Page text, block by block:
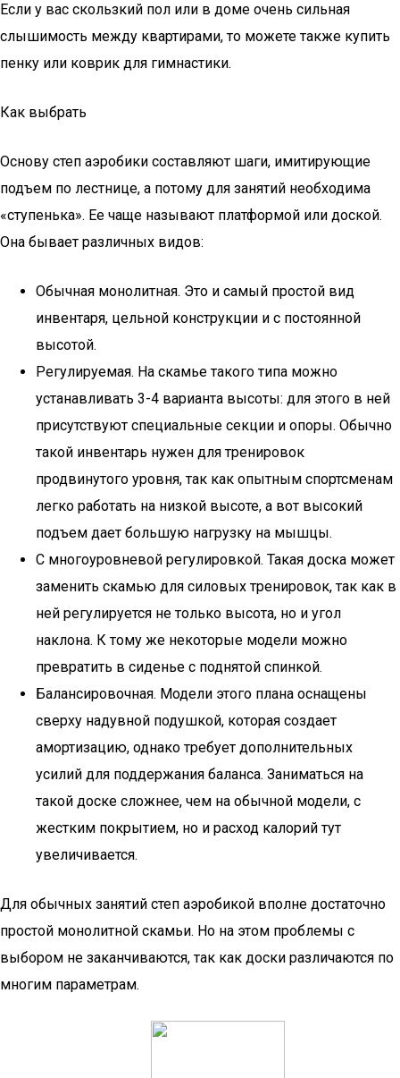
Если у вас скользкий пол или в доме очень сильная
слышимость между квартирами, то можете также купить
пенку или коврик для гимнастики.
Как выбрать
Основу степ аэробики составляют шаги, имитирующие
подъем по лестнице, а потому для занятий необходима
«ступенька». Ее чаще называют платформой или доской.
Она бывает различных видов:
Обычная монолитная. Это и самый простой вид
инвентаря, цельной конструкции и с постоянной
высотой.
Регулируемая. На скамье такого типа можно
устанавливать 3-4 варианта высоты: для этого в ней
присутствуют специальные секции и опоры. Обычно
такой инвентарь нужен для тренировок
продвинутого уровня, так как опытным спортсменам
легко работать на низкой высоте, а вот высокий
подъем дает большую нагрузку на мышцы.
С многоуровневой регулировкой. Такая доска может
заменить скамью для силовых тренировок, так как в
ней регулируется не только высота, но и угол
наклона. К тому же некоторые модели можно
превратить в сиденье с поднятой спинкой.
Балансировочная. Модели этого плана оснащены
сверху надувной подушкой, которая создает
амортизацию, однако требует дополнительных
усилий для поддержания баланса. Заниматься на
такой доске сложнее, чем на обычной модели, с
жестким покрытием, но и расход калорий тут
увеличивается.
Для обычных занятий степ аэробикой вполне достаточно
простой монолитной скамьи. Но на этом проблемы с
выбором не заканчиваются, так как доски различаются по
многим параметрам.